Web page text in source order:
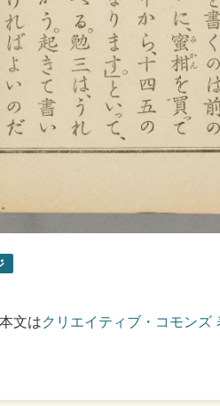
文はクリエイティブ・コモン